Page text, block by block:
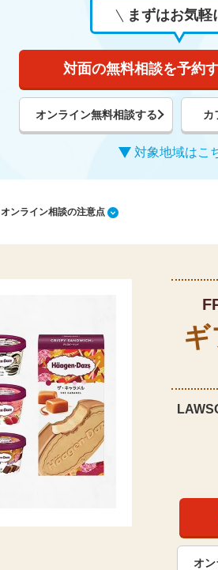
まずはお気軽
対面の無料相談を予約
オンライン無料相談する カ
対象地域はこ
ンライン相談の注意点
オン